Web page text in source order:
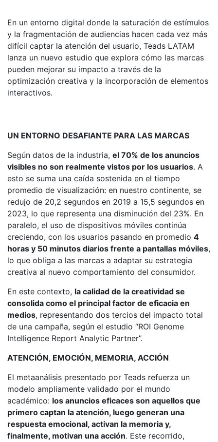
En un entorno digital donde la saturación de estímulos
y la fragmentación de audiencias hacen cada vez más
difícil captar la atención del usuario, Teads LATAM
lanza un nuevo estudio que explora cómo las marcas
pueden mejorar su impacto a través de la
optimización creativa y la incorporación de elementos
interactivos.
UN ENTORNO DESAFIANTE PARA LAS MARCAS
Según datos de la industria, el 70% de los anuncios
visibles no son realmente vistos por los usuarios. A
esto se suma una caída sostenida en el tiempo
promedio de visualización: en nuestro continente, se
redujo de 20,2 segundos en 2019 a 15,5 segundos en
2023, lo que representa una disminución del 23%. En
paralelo, el uso de dispositivos móviles continúa
creciendo, con los usuarios pasando en promedio 4
horas y 50 minutos diarios frente a pantallas móviles,
lo que obliga a las marcas a adaptar su estrategia
creativa al nuevo comportamiento del consumidor.
En este contexto, la calidad de la creatividad se
consolida como el principal factor de eficacia en
medios, representando dos tercios del impacto total
de una campaña, según el estudio “ROI Genome
Intelligence Report Analytic Partner”.
ATENCIÓN, EMOCIÓN, MEMORIA, ACCIÓN
El metaanálisis presentado por Teads refuerza un
modelo ampliamente validado por el mundo
académico: los anuncios eficaces son aquellos que
primero captan la atención, luego generan una
respuesta emocional, activan la memoria y,
finalmente, motivan una acción. Este recorrido,